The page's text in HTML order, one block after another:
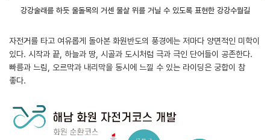
강강술래를 하듯 울돌목의 거센 물살 위를 거닐 수 있도록 표현한 강강수월길
자전거를 타고 여유롭게 돌아본 화원반도의 풍경에는 저마다 양면적인 미학이
있다. 시작과 끝, 하늘과 땅, 시골과 도시처럼 극과 극인 단어들이 공존한다.
빠름과 느림, 오르막과 내리막을 동시에 느낄 수 있는 라이딩은 궁합이 참
좋다.